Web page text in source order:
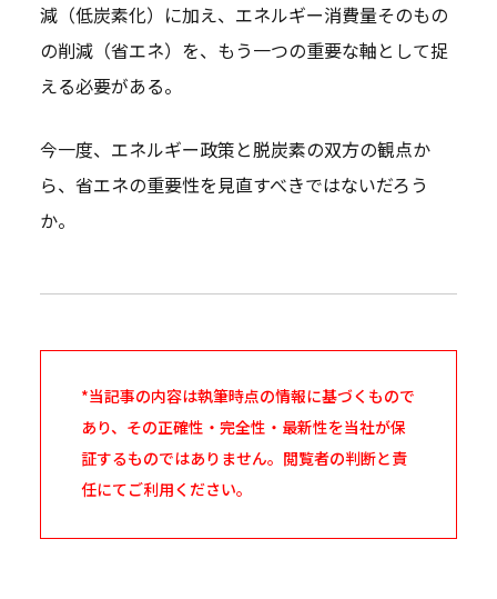
減（低炭素化）に加え、エネルギー消費量そのもの
の削減（省エネ）を、もう一つの重要な軸として捉
える必要がある。
今一度、エネルギー政策と脱炭素の双方の観点か
ら、省エネの重要性を見直すべきではないだろう
か。
*当記事の内容は執筆時点の情報に基づくもので
あり、その正確性・完全性・最新性を当社が保
証するものではありません。閲覧者の判断と責
任にてご利用ください。